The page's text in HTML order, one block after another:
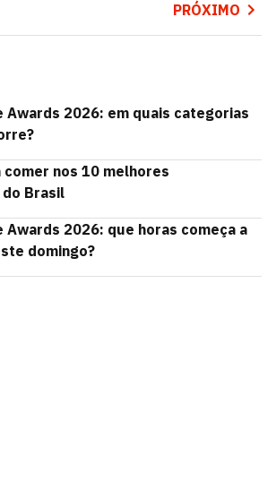
PRÓXIMO
Awards 2026: em quais categorias
nos 10 melhores
Brasil
Awards 2026: que horas começa a
domingo?